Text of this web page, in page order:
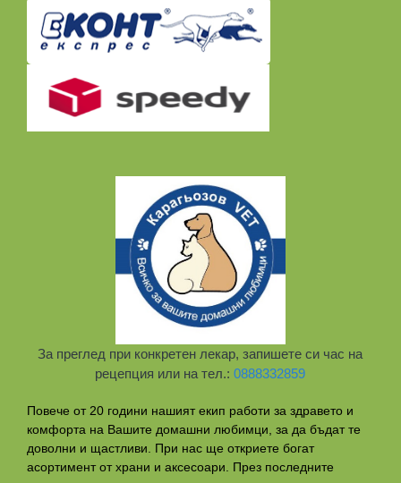
За преглед при конкретен лекар, запишете си час на
рецепция или на тел.:0888332859
Повече от 20 години нашият екип работи за здравето и
комфорта на Вашите домашни любимци, за да бъдат те
доволни и щастливи. При нас ще откриете богат
асортимент от храни и аксесоари. През последните